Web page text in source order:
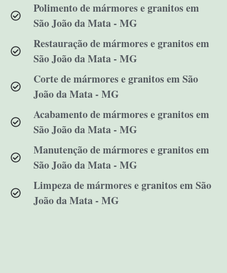
Polimento de mármores e granitos em
São João da Mata - MG
Restauração de mármores e granitos em
São João da Mata - MG
Corte de mármores e granitos em São
João da Mata - MG
Acabamento de mármores e granitos em
São João da Mata - MG
Manutenção de mármores e granitos em
São João da Mata - MG
Limpeza de mármores e granitos em São
João da Mata - MG